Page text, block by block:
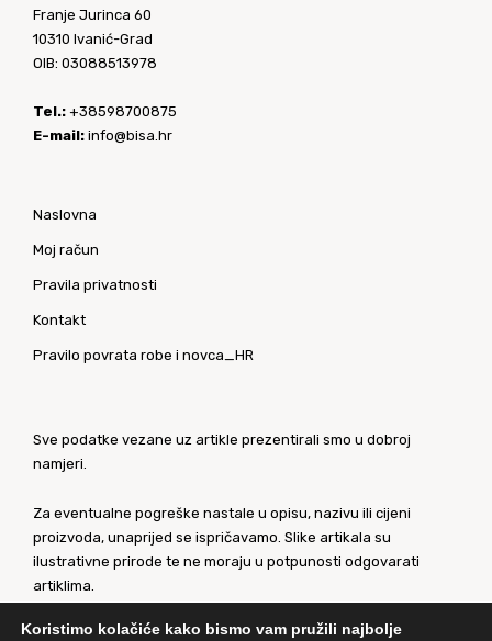
Franje Jurinca 60
10310 Ivanić-Grad
OIB: 03088513978
Tel.: +38598700875
E-mail: info@bisa.hr
Naslovna
Moj račun
Pravila privatnosti
Kontakt
Pravilo povrata robe i novca_HR
Sve podatke vezane uz artikle prezentirali smo u dobroj
namjeri.
Za eventualne pogreške nastale u opisu, nazivu ili cijeni
proizvoda, unaprijed se ispričavamo. Slike artikala su
ilustrativne prirode te ne moraju u potpunosti odgovarati
artiklima.
Za sve eventualne nejasnoće kontaktirajte nas putem
Koristimo kolačiće kako bismo vam pružili najbolje